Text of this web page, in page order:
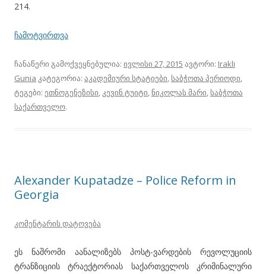
214.
ჩამოტვირთვა
ჩანაწერი გამოქვეყნებულია: ივლისი 27, 2015 ავტორი: Irakli
Gunia კატეგორია: აკადემიური სტატიები,საბჭოთა პერიოდი,
ტეგები: ეთნოგენეზისი,კევინ ტუიტი,ნიკოლას მარი,საბჭოთა
საქართველო.
Alexander Kupatadze – Police Reform in
Georgia
კომენტარის დატოვება
ეს ნაშრომი აანალიზებს პოსტ-ვარდების რევოლუციის
ტრანზიციის ტრაექტორიას საქართველოს კრიმინალური